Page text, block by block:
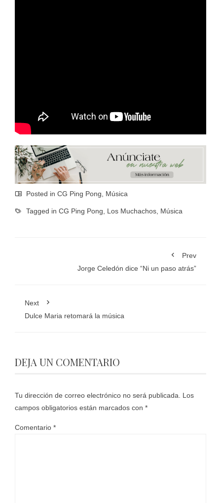
Posted in CG Ping Pong Música
Tagged in CG Ping Pong Los Muchachos Música
Prev
Jorge Celedón dice “Ni un paso atrás”
Next
Dulce Maria retomará la música
DEJA UN COMENTARIO
Tu dirección de correo electrónico no será publicada.
Los
campos obligatorios están marcados con *
Comentario *